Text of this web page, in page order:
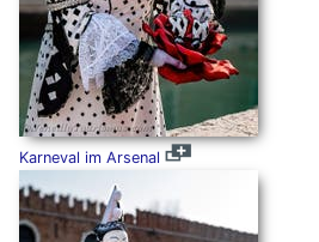
Karneval im Arsenal